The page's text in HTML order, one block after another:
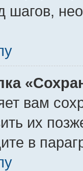
шагов,
вам
их
в